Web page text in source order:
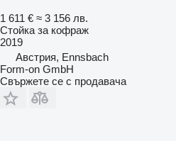
1 611 € ≈ 3 156 лв.
Стойка за кофраж
2019
Австрия, Ennsbach
Form-on GmbH
Свържете се с продавача